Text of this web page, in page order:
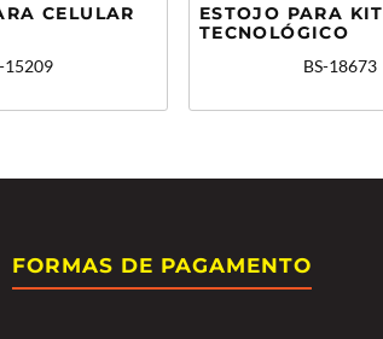
CELULAR
15209
ESTOJO PARA KIT
TECNOLÓGICO
BS-18673
FORMAS DE PAGAMENTO